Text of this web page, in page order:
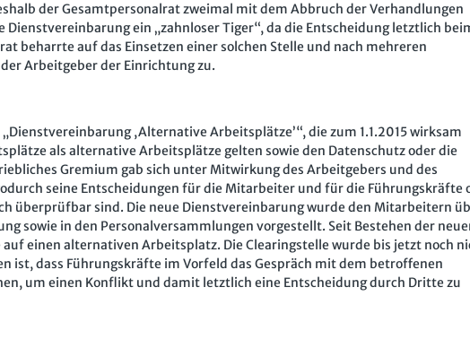
der Gesamtpersonalrat zweimal mit dem Abbruch der Verhandlungen
Dienstvereinbarung ein „zahnloser Tiger“, da die Entscheidung letztlich
beharrte auf das Einsetzen einer solchen Stelle und nach mehreren
Arbeitgeber der Einrichtung zu.
,Alternative Arbeitsplätze’“, die zum 1.1.2015 wirksam
als alternative Arbeitsplätze gelten sowie den Datenschutz oder die
Gremium gab sich unter Mitwirkung des Arbeitgebers und des
seine Entscheidungen für die Mitarbeiter und für die Führungskräfte
überprüfbar sind. Die neue Dienstvereinbarung wurde den Mitarbeitern
sowie in den Personalversammlungen vorgestellt. Seit Bestehen der
einen alternativen Arbeitsplatz. Die Clearingstelle wurde bis jetzt noch
ist, dass Führungskräfte im Vorfeld das Gespräch mit dem betroffenen
um einen Konflikt und damit letztlich eine Entscheidung durch Dritte zu